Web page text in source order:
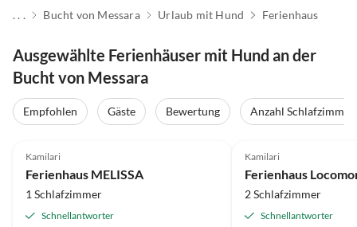
. . . Bucht von Messara Urlaub mit Hund Ferienhaus
Ausgewählte Ferienhäuser mit Hund an der
Bucht von Messara
Empfohlen Gäste Bewertung
Anzahl Schlafzimmer
Kamilari
Ferienhaus MELISSA
1 Schlafzimmer
Schnellantworter
Kamilari
Ferienhaus
2 Schlafzimmer
Schnellantworter